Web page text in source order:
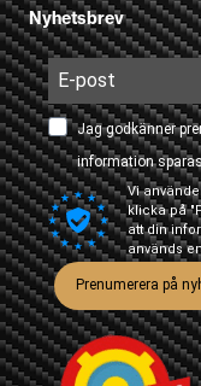
Nyhetsbrev
Jag godkänner
information
Vi
klicka på
att din
används
Prenumerera på